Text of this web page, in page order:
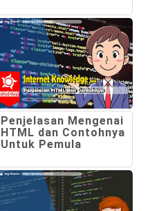
Penjelasan Mengenai
HTML dan Contohnya
Untuk Pemula